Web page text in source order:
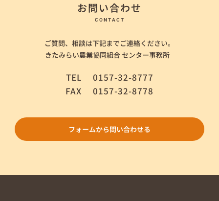
お問い合わせ
CONTACT
ご質問、相談は下記までご連絡ください。
きたみらい農業協同組合 センター事務所
TEL 0157-32-8777
FAX 0157-32-8778
フォームから問い合わせる